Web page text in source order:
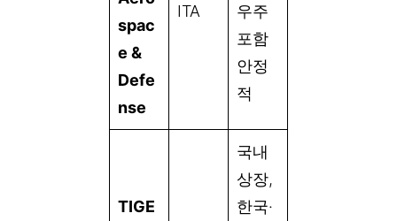
spac
e &
Defe
nse
ITA
우주
포함
안정
적
TIGE
국내
상장,
한국·